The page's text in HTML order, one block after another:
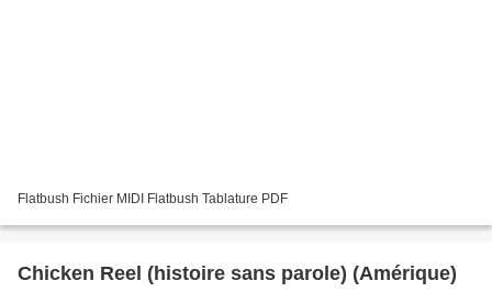
Flatbush Fichier MIDI Flatbush Tablature PDF
Chicken Reel (histoire sans parole) (Amérique)